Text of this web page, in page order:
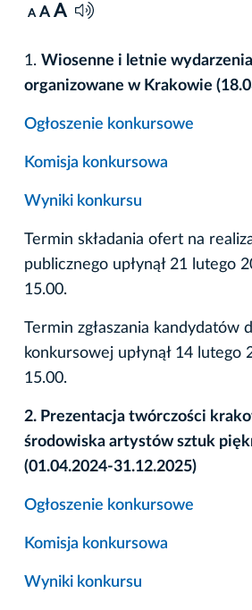
A A A
1. Wiosenne i letnie
organizowane w Krakowie
Ogłoszenie konkursowe
Komisja konkursowa
Wyniki konkursu
Termin składania ofert na
publicznego upłynął 21 lutego
15.00.
Termin zgłaszania kandydatów
konkursowej upłynął 14 lutego
15.00.
2. Prezentacja twórczości
środowiska artystów sztuk
(01.04.2024-31.12.2025)
Ogłoszenie konkursowe
Komisja konkursowa
Wyniki konkursu